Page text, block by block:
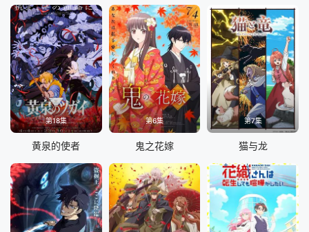
第18集
黄泉的使者
第6集
鬼之花嫁
第7集
猫与龙